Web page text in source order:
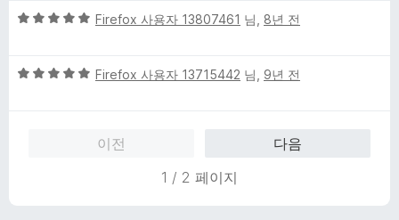
1
5
점
Firefox 사용자 13807461 님, 8년 전
5
Firefox 사용자 13715442 님, 9년 전
이전
다음
1 / 2 페이지